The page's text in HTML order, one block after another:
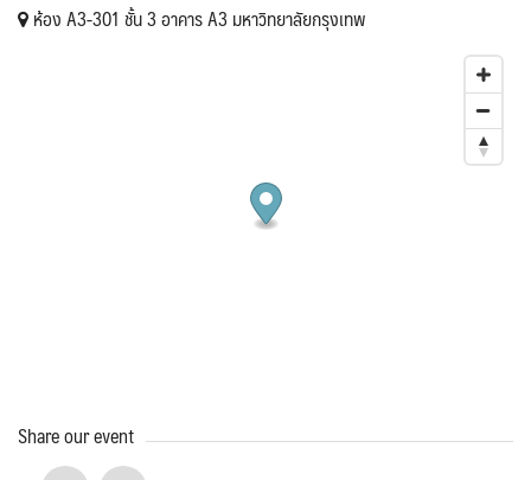
ห้อง A3-301 ชั้น 3 อาคาร A3 มหาวิทยาลัยกรุงเทพ
Share our event